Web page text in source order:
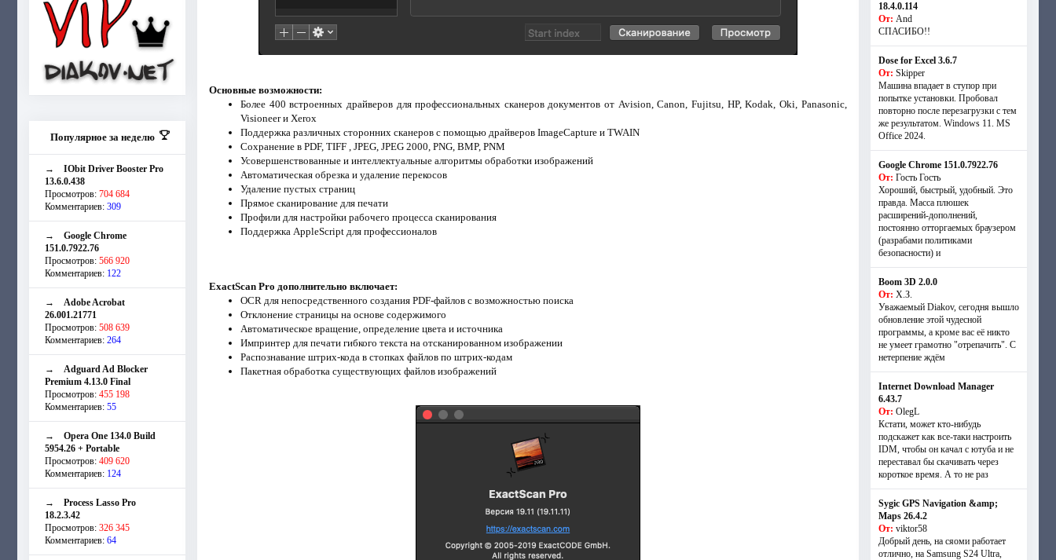
Популярное за неделю
→ IObit Driver Booster Pro
13.6.0.438
Просмотров: 704 684
Комментариев: 309
→ Google Chrome
151.0.7922.76
Просмотров: 566 920
Комментариев: 122
→ Adobe Acrobat
26.001.21771
Просмотров: 508 639
Комментариев: 264
→ Adguard Ad Blocker
Premium 4.13.0 Final
Просмотров: 455 198
Комментариев: 55
→ Opera One 134.0 Build
5954.26 + Portable
Просмотров: 409 620
Комментариев: 124
→ Process Lasso Pro
18.2.3.42
Просмотров: 326 345
Комментариев: 64
Основные возможности:
Более 400 встроенных драйверов для профессиональных сканеров документов от Avision, Canon, Fujitsu, HP, Kodak, Oki, Panasonic,
Visioneer и Xerox
Поддержка различных сторонних сканеров с помощью драйверов ImageCapture и TWAIN
Сохранение в PDF, TIFF , JPEG, JPEG 2000, PNG, BMP, PNM
Усовершенствованные и интеллектуальные алгоритмы обработки изображений
Автоматическая обрезка и удаление перекосов
Удаление пустых страниц
Прямое сканирование для печати
Профили для настройки рабочего процесса сканирования
Поддержка AppleScript для профессионалов
ExactScan Pro дополнительно включает:
OCR для непосредственного создания PDF-файлов с возможностью поиска
Отклонение страницы на основе содержимого
Автоматическое вращение, определение цвета и источника
Импринтер для печати гибкого текста на отсканированном изображении
Распознавание штрих-кода в стопках файлов по штрих-кодам
Пакетная обработка существующих файлов изображений
18.4.0.114
От: And
СПАСИБО!!
Dose for Excel 3.6.7
От: Skipper
Машина впадает в ступор при
попытке установки. Пробовал
повторно после перезагрузки с тем
же результатом. Windows 11. MS
Offiсe 2024.
Google Chrome 151.0.7922.76
От: Гость Гость
Хороший, быстрый, удобный. Это
правда. Масса плюшек
расширений-дополнений,
постоянно отторгаемых браузером
(разрабами политиками
безопасности) и
Boom 3D 2.0.0
От: Х.З.
Уважаемый Diakov, сегодня вышло
обновление этой чудесной
программы, а кроме вас её никто
не умеет грамотно "отрепачить". С
нетерпение ждём
Internet Download Manager
6.43.7
От: OlegL
Кстати, может кто-нибудь
подскажет как все-таки настроить
IDM, чтобы он качал с ютуба и не
переставал бы скачивать через
короткое время. А то не раз
Sygic GPS Navigation &amp;
Maps 26.4.2
От: viktor58
Добрый день, на сяоми работает
отлично, на Samsung S24 Ultra,